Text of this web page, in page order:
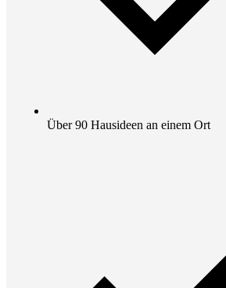
Über 90 Hausideen an einem Ort